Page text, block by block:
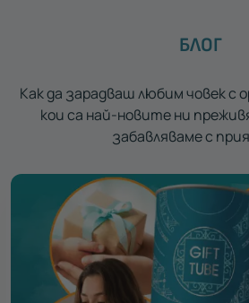
БЛОГ
Как да зарадваш любим човек с
кои са най-новите ни
забавляваме с